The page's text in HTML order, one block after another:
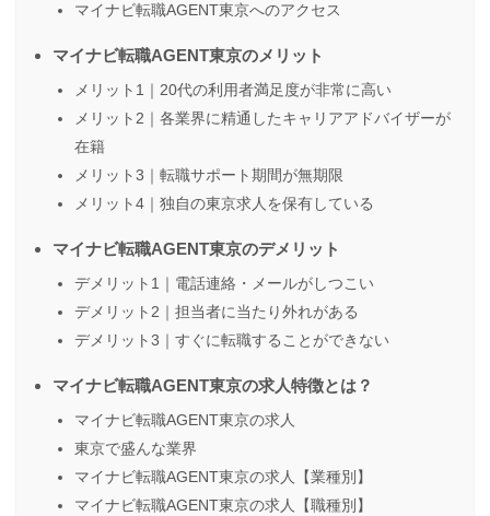
マイナビ転職AGENT東京へのアクセス
マイナビ転職AGENT東京のメリット
メリット1｜20代の利用者満足度が非常に高い
メリット2｜各業界に精通したキャリアアドバイザーが
在籍
メリット3｜転職サポート期間が無期限
メリット4｜独自の東京求人を保有している
マイナビ転職AGENT東京のデメリット
デメリット1｜電話連絡・メールがしつこい
デメリット2｜担当者に当たり外れがある
デメリット3｜すぐに転職することができない
マイナビ転職AGENT東京の求人特徴とは？
マイナビ転職AGENT東京の求人
東京で盛んな業界
マイナビ転職AGENT東京の求人【業種別】
マイナビ転職AGENT東京の求人【職種別】